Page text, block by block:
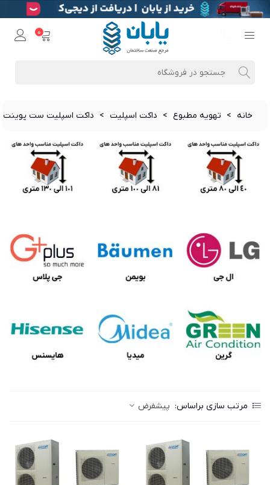
0
خانه > تهویه مطبوع > داکت اسپلیت > داکت اسپلیت ست پوینت
مرتب سازی براساس: پیشفرض